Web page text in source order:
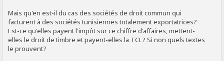
Mais qu'en est-il du cas des sociétés de droit commun qui
facturent à des sociétés tunisiennes totalement exportatrices?
Est-ce qu'elles payent l'impôt sur ce chiffre d'affaires, mettent-
elles le droit de timbre et payent-elles la TCL? Si non quels textes
le prouvent?